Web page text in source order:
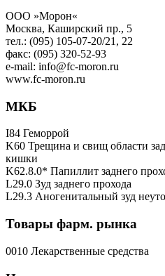
ООО »Морон«
Москва, Каширский пр., 5
тел.: (095) 105-07-20/21, 22
факс: (095) 320-52-93
e-mail: info@fc-moron.ru
www.fc-moron.ru
МКБ
I84 Геморрой
K60 Трещина и свищ области
кишки
K62.8.0* Папиллит заднего
L29.0 Зуд заднего прохода
L29.3 Аногенитальный зуд
Товары фарм. рынка
0010 Лекарственные средства